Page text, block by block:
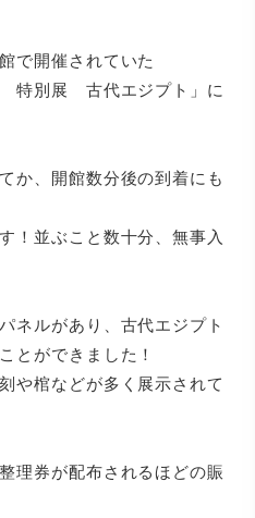
で開催されていた
特別展 古代エジプト」に
か、開館数分後の到着にも
！並ぶこと数十分、無事入
ネルがあり、古代エジプト
とができました！
や棺などが多く展示されて
理券が配布されるほどの賑